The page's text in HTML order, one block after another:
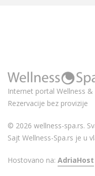
Internet portal Wellness
Rezervacije bez provizije
© 2026 wellness-spa.rs.
Sajt Wellness-Spa.rs je u
Hostovano na: AdriaHost